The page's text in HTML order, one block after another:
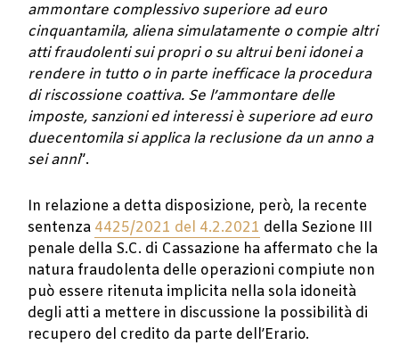
ammontare complessivo superiore ad euro
cinquantamila, aliena simulatamente o compie altri
atti fraudolenti sui propri o su altrui beni idonei a
rendere in tutto o in parte inefficace la procedura
di riscossione coattiva. Se l’ammontare delle
imposte, sanzioni ed interessi è superiore ad euro
duecentomila si applica la reclusione da un anno a
sei anni”.
In relazione a detta disposizione, però, la recente
sentenza 4425/2021 del 4.2.2021 della Sezione III
penale della S.C. di Cassazione ha affermato che la
natura fraudolenta delle operazioni compiute non
può essere ritenuta implicita nella sola idoneità
degli atti a mettere in discussione la possibilità di
recupero del credito da parte dell’Erario.